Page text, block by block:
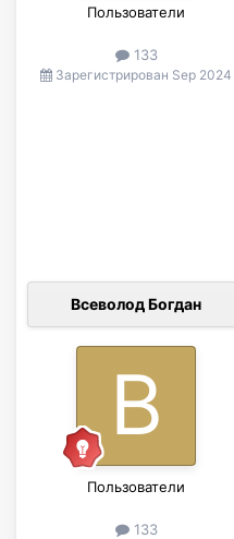
Пользователи
133
Зарегистрирован Sep 2024
Всеволод Богдан
Пользователи
133